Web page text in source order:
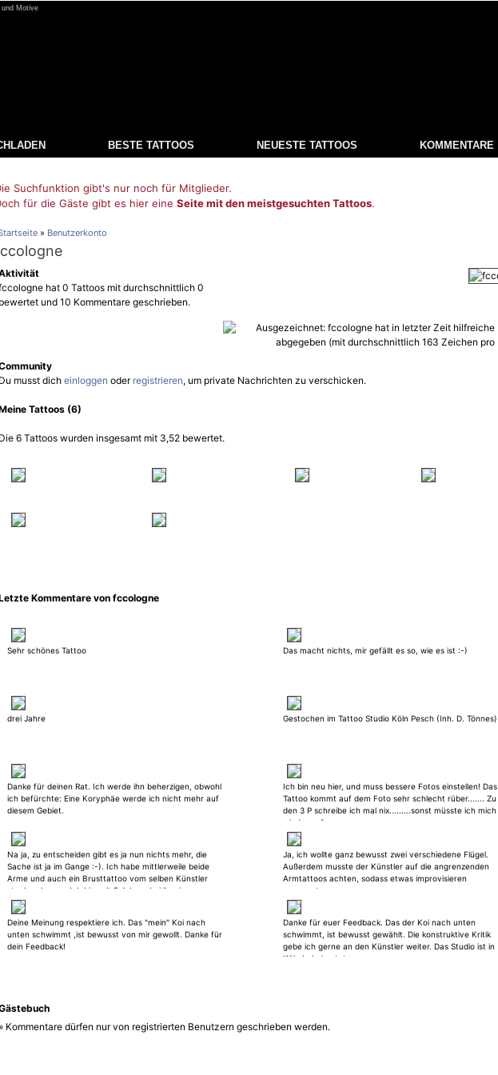
und Motive
BESTE TATTOOS NEUESTE TATTOOS KOMMENTARE
Suchfunktion gibt's nur noch für Mitglieder.
für die Gäste gibt es hier eine Seite mit den meistgesuchten Tattoos.
» Benutzerkonto
hat 0 Tattoos mit durchschnittlich 0
bewertet und 10 Kommentare geschrieben.
Du musst dich einloggen oder registrieren, um private Nachrichten zu verschicken.
Tattoos (6)
Die 6 Tattoos wurden insgesamt mit 3,52 bewertet.
Kommentare von fccologne
Sehr schönes Tattoo Das macht nichts, mir gefällt es so, wie es ist :-)
drei Jahre Gestochen im Tattoo Studio Köln Pesch (Inh. D. Tönnes)
Danke für deinen Rat. Ich werde ihn beherzigen, obwohl
ich befürchte: Eine Koryphäe werde ich nicht mehr auf
diesem Gebiet.
Ich bin neu hier, und muss bessere Fotos einstellen! Das
Tattoo kommt auf dem Foto sehr schlecht rüber....... Zu
den 3 P schreibe ich mal nix.........sonst müsste ich mich
wieder aufregen.
Na ja, zu entscheiden gibt es ja nun nichts mehr, die
Sache ist ja im Gange :-). Ich habe mittlerweile beide
Arme und auch ein Brusttattoo vom selben Künstler
stechen lassen. Ich bin seit 5 Jahren bei ihm in
"Behandlung"und mit den Endergebnissen immer sehr
zufrieden gewesen. Es kann natürlich auch daran
liegen, dass ich vom tätowieren nichts verstehe. Daher
nehme ich die Kritik hier gerne an und gebe sie auch
weiter. Ich bin allerdings mit meinen Tattoos sehr
lernen kann.
Ja, ich wollte ganz bewusst zwei verschiedene Flügel.
Außerdem musste der Künstler auf die angrenzenden
Armtattoos achten, sodass etwas improvisieren
angesagt war.
Deine Meinung respektiere ich. Das "mein" Koi nach
unten schwimmt ,ist bewusst von mir gewollt. Danke für
dein Feedback!
Danke für euer Feedback. Das der Koi nach unten
schwimmt, ist bewusst gewählt. Die konstruktive Kritik
gebe ich gerne an den Künstler weiter. Das Studio ist in
Köln beheimatet.
» Kommentare dürfen nur von registrierten Benutzern geschrieben werden.